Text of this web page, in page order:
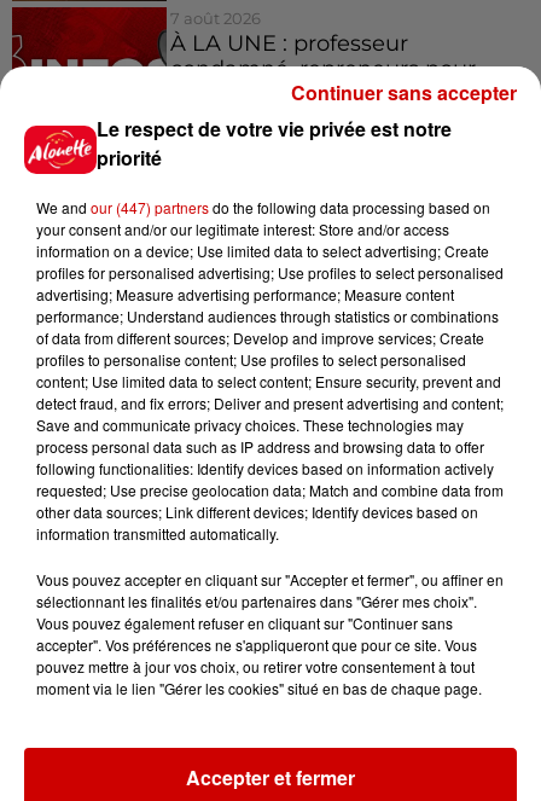
7 août 2026
À LA UNE : professeur
condamné, repreneurs pour
Duralex et la...
Jeux Voir plus
Gagnez vos places pour le
festival Marché Gourmand 2026
à Coulon !
Le Duel - Gagnez vos entrées
pour l'un des zoos de nos
régions !
Destination Vacances - Gagnez
votre séjour en famille au cœur
de la...
Destination Vacances : inscrivez-
Le respect de votre vie privée est notre
priorité
We and our (447) partnersdo the following data processing based on
your consent and/or our legitimate interest: Store and/or access
information on a device; Use limited data to select advertising; Create
profiles for personalised advertising; Use profiles to select personalised
advertising; Measure advertising performance; Measure content
performance; Understand audiences through statistics or combinations
of data from different sources; Develop and improve services; Create
profiles to personalise content; Use profiles to select personalised
content; Use limited data to select content; Ensure security, prevent and
detect fraud, and fix errors; Deliver and present advertising and content;
Save and communicate privacy choices. These technologies may
process personal data such as IP address and browsing data to offer
following functionalities: Identify devices based on information actively
requested; Use precise geolocation data; Match and combine data from
other data sources; Link different devices; Identify devices based on
information transmitted automatically.
Vous pouvez accepter en cliquant sur "Accepter et fermer", ou affiner en
sélectionnant les finalités et/ou partenaires dans "Gérer mes choix".
Vous pouvez également refuser en cliquant sur "Continuer sans
accepter". Vos préférences ne s'appliqueront que pour ce site. Vous
pouvez mettre à jour vos choix, ou retirer votre consentement à tout
moment via le lien "Gérer les cookies" situé en bas de chaque page.
Accepter et fermer
Continuer sans accepter